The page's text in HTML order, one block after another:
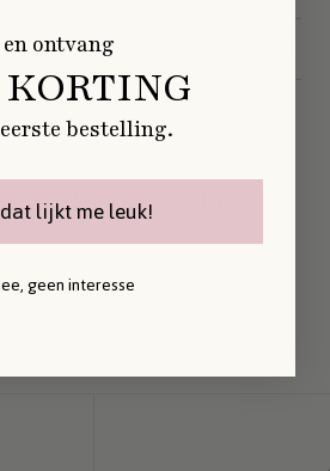
OOK LEUK
en ontvang
KORTING
bestelling.
lijkt me leuk!
geen interesse